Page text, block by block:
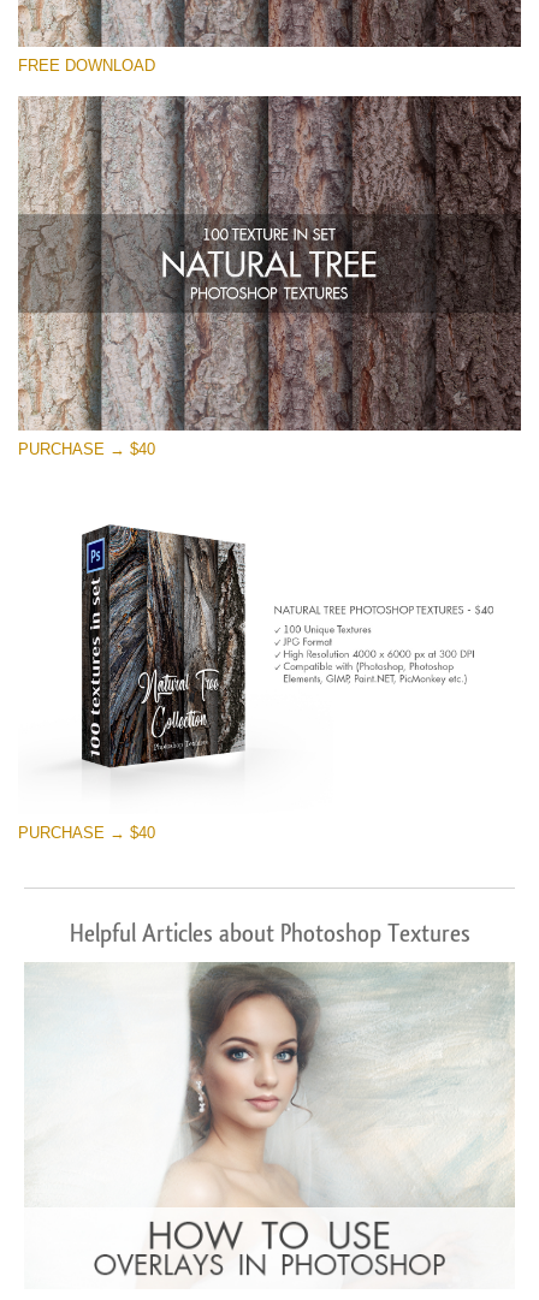
Please select
Small 800*533px
Natural Tree
(100 Textures)
Large 6000*4000px
Entire Collection
(1783 Overlays)
Large 6000*4000px
Free download
FREE DOWNLOAD
PURCHASE → $40
PURCHASE → $40
Helpful Articles about Photoshop Textures